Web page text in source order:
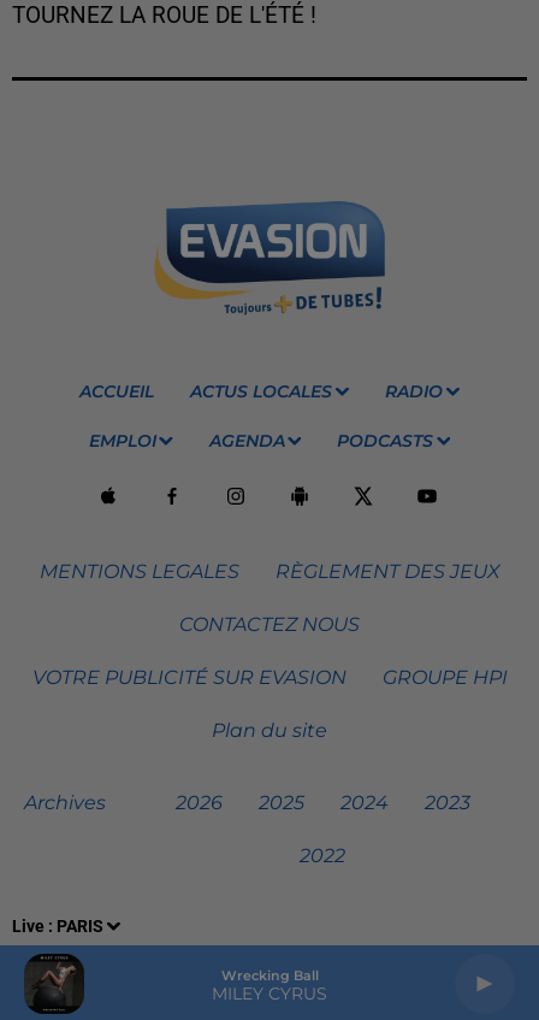
Live : PARIS
Wrecking Ball
MILEY CYRUS
TOURNEZ LA ROUE DE L'ÉTÉ !
ACCUEIL ACTUS LOCALES RADIO
EMPLOI AGENDA PODCASTS
MENTIONS LEGALES RÈGLEMENT DES JEUX
CONTACTEZ NOUS
VOTRE PUBLICITÉ SUR EVASION GROUPE HPI
Plan du site
Archives 2026 2025 2024 2023
2022